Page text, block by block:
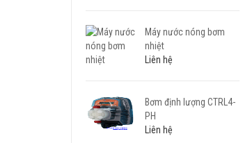
Máy nước nóng bơm
nhiệt
Liên hệ
Bơm định lượng CTRL4-
PH
Liên hệ